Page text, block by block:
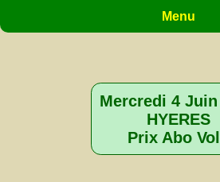
Menu
Mercredi 4 Juin
HYERES
Prix Abo